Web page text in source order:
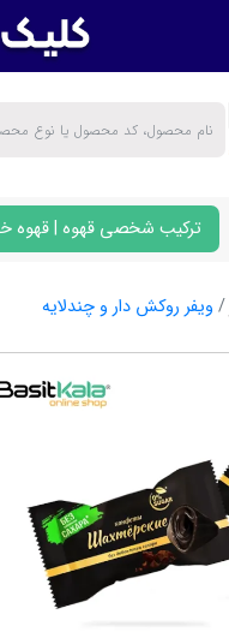
ترکیب شخصی قهوه | قهوه
ویفر روکش دار و چندلایه